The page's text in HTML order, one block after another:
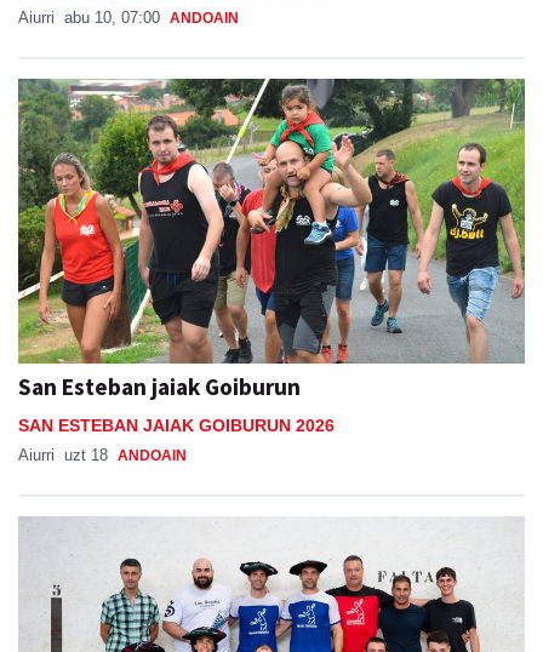
Aiurri abu 10, 07:00 ANDOAIN
San Esteban jaiak Goiburun
SAN ESTEBAN JAIAK GOIBURUN 2026
Aiurri uzt 18 ANDOAIN